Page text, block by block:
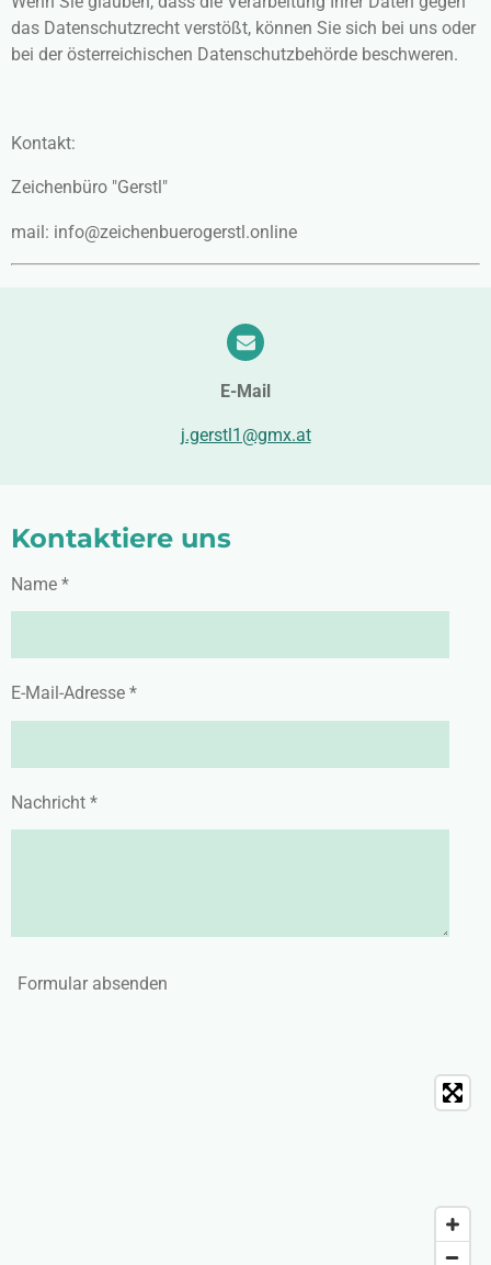
das Datenschutzrecht verstößt, können Sie sich bei uns oder
bei der österreichischen Datenschutzbehörde beschweren.
Kontakt:
Zeichenbüro "Gerstl"
mail: info@zeichenbuerogerstl.online
E-Mail
j.gerstl1@gmx.at
Kontaktiere uns
Name *
E-Mail-Adresse *
Nachricht *
Formular absenden